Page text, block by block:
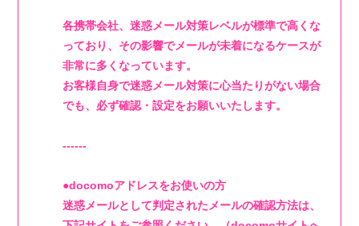
BIOGRAPHY
STORE
各携帯会社、迷惑メール対策レベルが標準で高くな
っており、その影響でメールが未着になるケースが
非常に多くなっています。
お客様自身で迷惑メール対策に心当たりがない場合
でも、必ず確認・設定をお願いいたします。
------
●docomoアドレスをお使いの方
迷惑メールとして判定されたメールの確認方法は、